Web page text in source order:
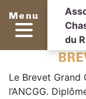
Menu
du
Le Brevet Grand
l’ANCGG.